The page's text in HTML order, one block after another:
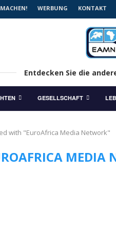
WERBUNG KONTAKT
Entdecken Sie die
GESELLSCHAFT
with "EuroAfrica Media Network"
MEDIA